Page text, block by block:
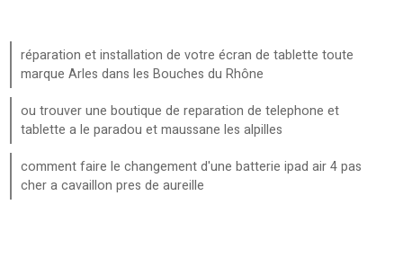
réparation et installation de votre écran de tablette toute
marque Arles dans les Bouches du Rhône
ou trouver une boutique de reparation de telephone et
tablette a le paradou et maussane les alpilles
comment faire le changement d'une batterie ipad air 4 pas
cher a cavaillon pres de aureille